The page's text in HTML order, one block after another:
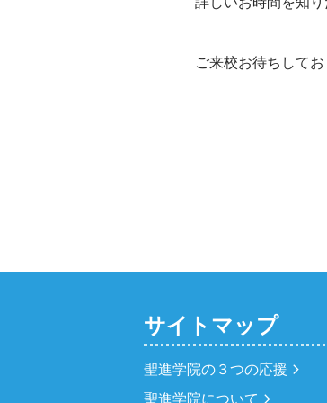
ご来校お待ちして
サイトマップ
聖進学院の３つの応援
聖進学院について